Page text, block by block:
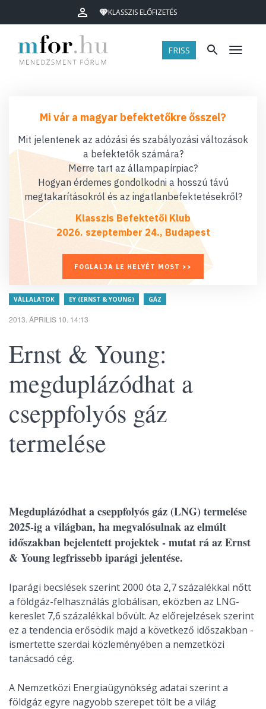
KLASSZIS ELŐFIZETÉS
FRISS Menü
Mi vár a magyar befektetőkre ősszel?
Mit jelentenek az adózási és szabályozási változások
a befektetők számára?
Merre tart az állampapírpiac?
Hogyan érdemes gondolkodni a hosszú távú
megtakarításokról és az ingatlanbefektetésekről?
Klasszis Befektetői Klub
2026. szeptember 24., Budapest
FOGLALJA LE HELYÉT MOST >>
VÁLLALATOK EY (ERNST & YOUNG) GÁZ
2013. ÁPRILIS 10. 14:13
Ernst & Young:
megduplázódhat a
cseppfolyós gáz
termelése
Megduplázódhat a cseppfolyós gáz (LNG) termelése
2025-ig a világban, ha megvalósulnak az elmúlt
időszakban bejelentett projektek - mutat rá az Ernst
& Young legfrissebb iparági jelentése.
Iparági becslések szerint 2000 óta 2,7 százalékkal nőtt
a földgáz-felhasználás globálisan, eközben az LNG-
kereslet 7,6 százalékkal bővült. Az előrejelzések szerint
ez a tendencia erősödik majd a következő időszakban -
ismertette szerdai közleményében a nemzetközi
tanácsadó cég.
A Nemzetközi Energiaügynökség adatai szerint a
földgáz egyre nagyobb szerepet tölt be a világ